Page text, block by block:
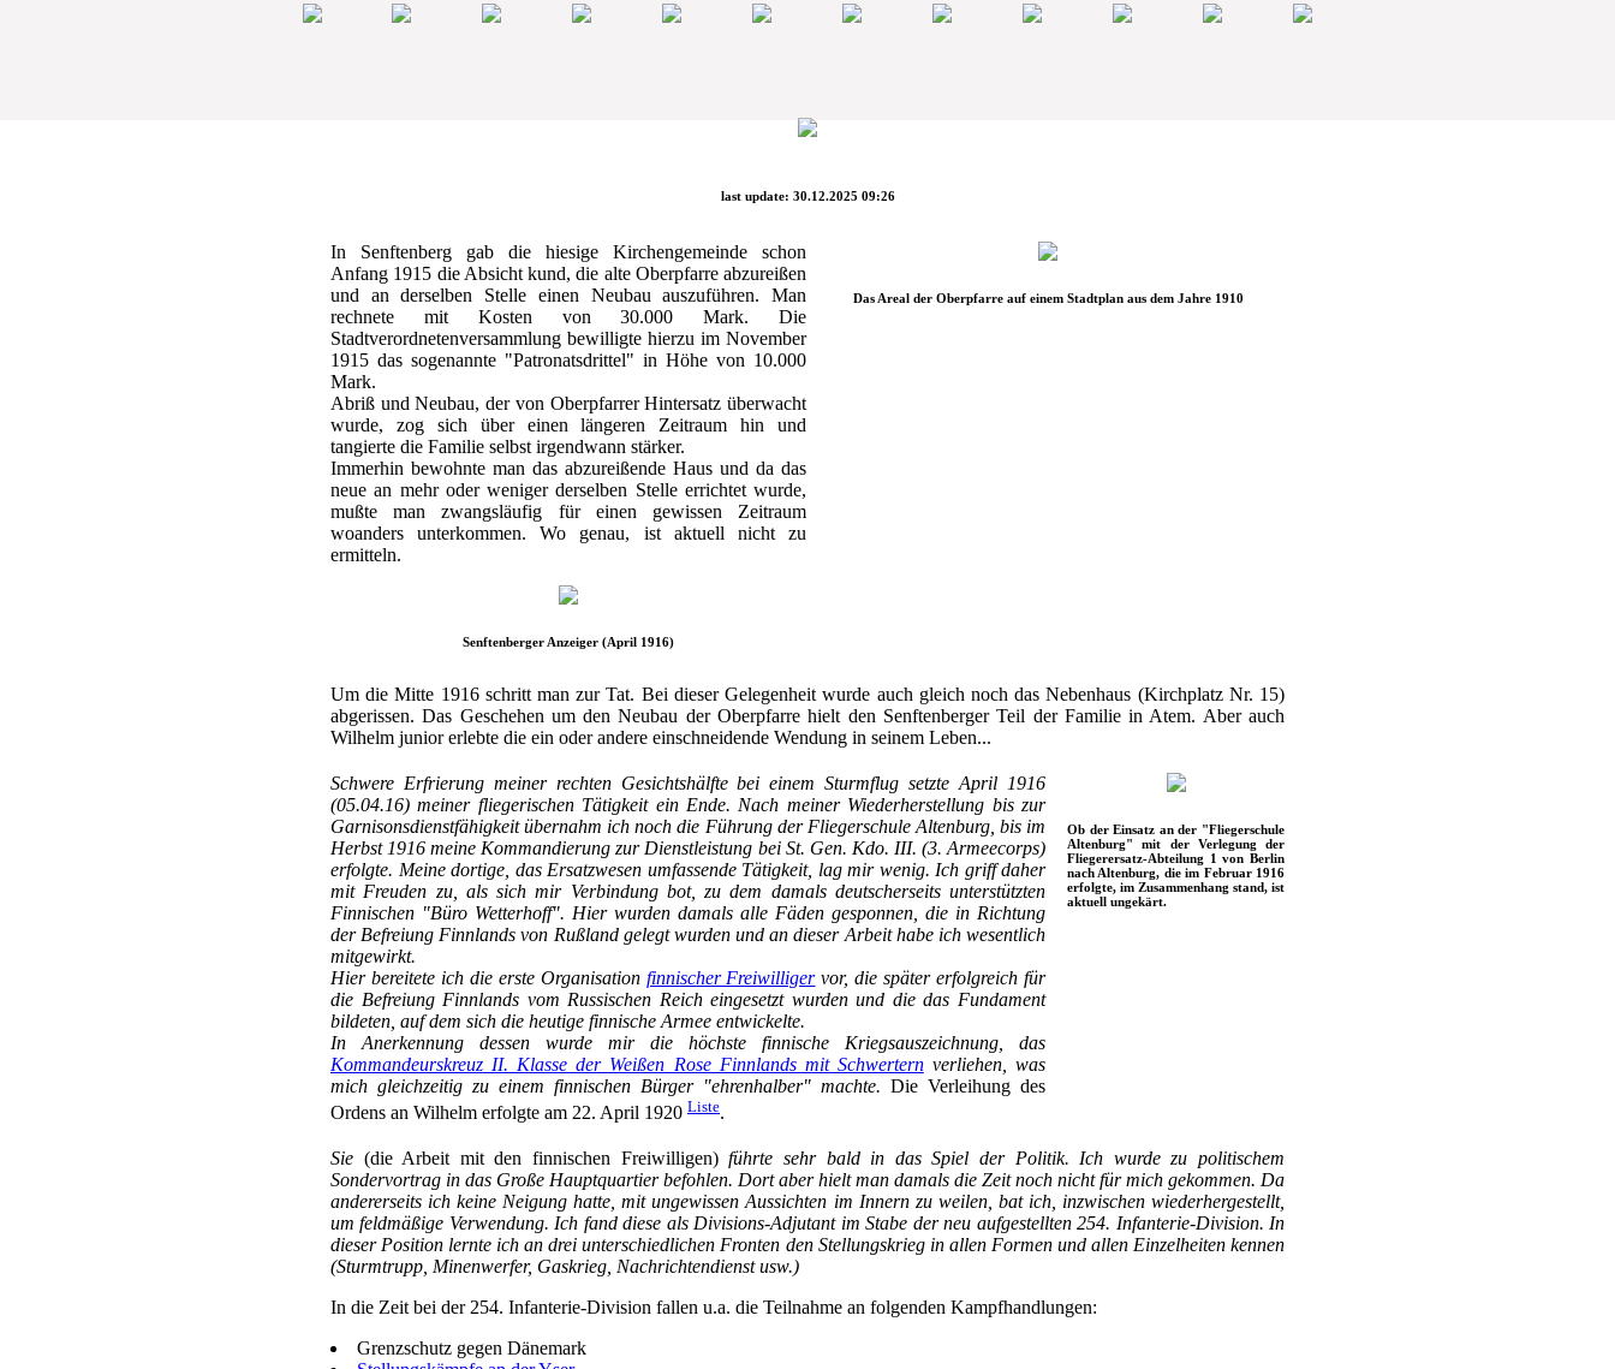
last update: 30.12.2025 09:26
In Senftenberg gab die hiesige Kirchengemeinde schon
Anfang 1915 die Absicht kund, die alte Oberpfarre abzureißen
und an derselben Stelle einen Neubau auszuführen. Man
rechnete mit Kosten von 30.000 Mark. Die
Stadtverordnetenversammlung bewilligte hierzu im November
1915 das sogenannte "Patronatsdrittel" in Höhe von 10.000
Mark.
Abriß und Neubau, der von Oberpfarrer Hintersatz überwacht
wurde, zog sich über einen längeren Zeitraum hin und
tangierte die Familie selbst irgendwann stärker.
Immerhin bewohnte man das abzureißende Haus und da das
neue an mehr oder weniger derselben Stelle errichtet wurde,
mußte man zwangsläufig für einen gewissen Zeitraum
woanders unterkommen. Wo genau, ist aktuell nicht zu
ermitteln.
Senftenberger Anzeiger (April 1916)
Das Areal der Oberpfarre auf einem Stadtplan aus dem Jahre 1910
Um die Mitte 1916 schritt man zur Tat. Bei dieser Gelegenheit wurde auch gleich noch das Nebenhaus (Kirchplatz Nr. 15)
abgerissen. Das Geschehen um den Neubau der Oberpfarre hielt den Senftenberger Teil der Familie in Atem. Aber auch
Wilhelm junior erlebte die ein oder andere einschneidende Wendung in seinem Leben...
Schwere Erfrierung meiner rechten Gesichtshälfte bei einem Sturmflug setzte April 1916
(05.04.16) meiner fliegerischen Tätigkeit ein Ende. Nach meiner Wiederherstellung bis zur
Garnisonsdienstfähigkeit übernahm ich noch die Führung der Fliegerschule Altenburg, bis im
Herbst 1916 meine Kommandierung zur Dienstleistung bei St. Gen. Kdo. III. (3. Armeecorps)
erfolgte. Meine dortige, das Ersatzwesen umfassende Tätigkeit, lag mir wenig. Ich griff daher
mit Freuden zu, als sich mir Verbindung bot, zu dem damals deutscherseits unterstützten
Finnischen "Büro Wetterhoff". Hier wurden damals alle Fäden gesponnen, die in Richtung
der Befreiung Finnlands von Rußland gelegt wurden und an dieser Arbeit habe ich wesentlich
mitgewirkt.
Hier bereitete ich die erste Organisation finnischer Freiwilligervor, die später erfolgreich für
die Befreiung Finnlands vom Russischen Reich eingesetzt wurden und die das Fundament
bildeten, auf dem sich die heutige finnische Armee entwickelte.
In Anerkennung dessen wurde mir die höchste finnische Kriegsauszeichnung, das
Kommandeurskreuz II. Klasse der Weißen Rose Finnlands mit Schwerternverliehen, was
mich gleichzeitig zu einem finnischen Bürger "ehrenhalber" machte. Die Verleihung des
Ordens an Wilhelm erfolgte am 22. April 1920 Liste.
Ob der Einsatz an der "Fliegerschule
Altenburg" mit der Verlegung der
Fliegerersatz-Abteilung 1 von Berlin
nach Altenburg, die im Februar 1916
erfolgte, im Zusammenhang stand, ist
aktuell ungekärt.
Sie (die Arbeit mit den finnischen Freiwilligen)führte sehr bald in das Spiel der Politik. Ich wurde zu politischem
Sondervortrag in das Große Hauptquartier befohlen. Dort aber hielt man damals die Zeit noch nicht für mich gekommen. Da
andererseits ich keine Neigung hatte, mit ungewissen Aussichten im Innern zu weilen, bat ich, inzwischen wiederhergestellt,
um feldmäßige Verwendung. Ich fand diese als Divisions-Adjutant im Stabe der neu aufgestellten 254. Infanterie-Division. In
dieser Position lernte ich an drei unterschiedlichen Fronten den Stellungskrieg in allen Formen und allen Einzelheiten kennen
(Sturmtrupp, Minenwerfer, Gaskrieg, Nachrichtendienst usw.)
In die Zeit bei der 254. Infanterie-Division fallen u.a. die Teilnahme an folgenden Kampfhandlungen:
Grenzschutz gegen Dänemark